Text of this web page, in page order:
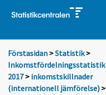
Förstasidan >Statistik >
Inkomstfördelningsstatistik
2017> inkomstskillnader
(internationell jämförelse) >